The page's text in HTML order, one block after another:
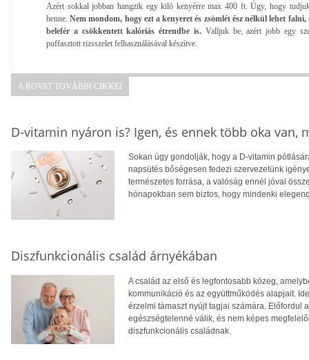
Azért sokkal jobban hangzik egy kiló kenyérre max 400 ft. Úgy, hogy
benne.Nem mondom, hogy ezt a kenyeret és zsömlét ész nélkül lehet
belefér a csökkentett kalóriás étrendbe is. Valljuk be, azért jobb egy
puffasztott rizsszelet felhasználásával készítve.
A ROVAT TOVÁBBI CIKKEI
D-vitamin nyáron is? Igen, és ennek több oka van,
Sokan úgy gondolják, hogy a D-vitamin
napsütés bőségesen fedezi szervezetünk
természetes forrása, a valóság ennél jóval
hónapokban sem biztos, hogy mindenki
Diszfunkcionális család árnyékában
A család az első és legfontosabb közeg,
kommunikáció és az együttműködés alapjait.
érzelmi támaszt nyújt tagjai számára. Előfordul
egészségtelenné válik, és nem képes
diszfunkcionális családnak.